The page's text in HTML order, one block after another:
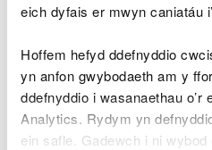
eich dyfais er mwyn caniatáu
Hoffem hefyd ddefnyddio
yn anfon gwybodaeth am y
ddefnyddio i wasanaethau o’r
Analytics. Rydym yn
ein safle. Gadewch i ni wybod
Sicrhau rheoli tir yn
Gwrthdroi'r dirywiad i
Thema drawsbynciol:
sy'n newid